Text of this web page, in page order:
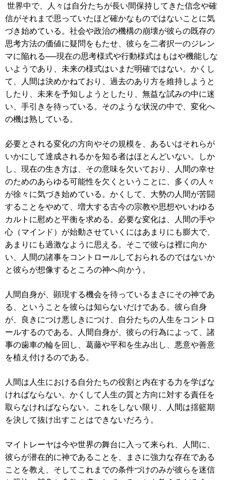
世界中で、人々は自分たちが長い間保持してきた信念や確
信がそれまで思っていたほど確かなものではないことに気
づき始めている。社会や政治の機構の崩壊が彼らの既存の
思考方法の価値に疑問をもたせ、彼らを二者択一のジレン
マに陥れる──現在の思考様式や行動様式はもはや機能しな
いようであり、未来の様式はいまだ明確ではない。かくし
て、人間は決めかねており、過去のあり方を維持しようと
したり、未来を予知しようとしたり、無益な試みの中に迷
い、手引きを待っている。そのような状況の中で、変化へ
の機は熟している。
必要とされる変化の方向やその規模を、あるいはそれらが
いかにして達成されるかを知る者はほとんどいない。しか
し、現在の生き方は、その意味を欠いており、人間の幸せ
のためのあらゆる可能性を欠くということに、多くの人々
が徐々に気づき始めている。かくして、大勢の人間が苦闘
することをやめて、増大する古今の宗教や思想やいわゆる
カルトに慰めと平衡を求める。必要な変化は、人間の手や
心（マインド）が始動させていくにはあまりにも膨大で、
あまりにも過激なように思える。そこで彼らは裡に向か
い、人間の諸事をコントロールしておられるのではないか
と彼らが想像するところの神へ向かう。
人間自身が、顕現する機会を待っているまさにその神であ
る、ということを彼らは知らないだけである。彼ら自身
が、良きにつけ悪しきにつけ、自分たちの人生をコントロ
ールするのである。人間自身が、彼らの行為によって、諸
事の歯車の輪を回し、葛藤や平和を生み出し、悪意や善意
を植え付けるのである。
人間は人生における自分たちの役割と内在する力を学ばな
ければならない。かくして人生の質と方向に対する責任を
取らなければならない。これをしない限り、人間は揺籃期
を決して抜け出すことはできないだろう。
マイトレーヤは今や世界の舞台に入って来られ、人間に、
彼らが潜在的に神であることを、まさに強力な存在である
ことを教え、そしてこれまでの条件づけのみが彼らを迷信